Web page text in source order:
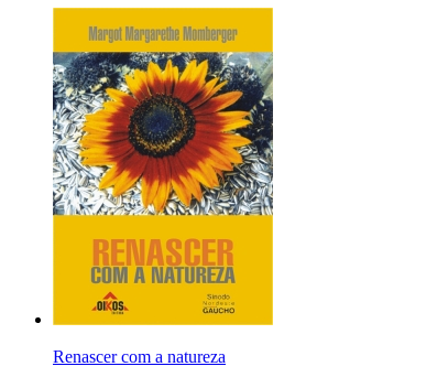
Renascer com a natureza